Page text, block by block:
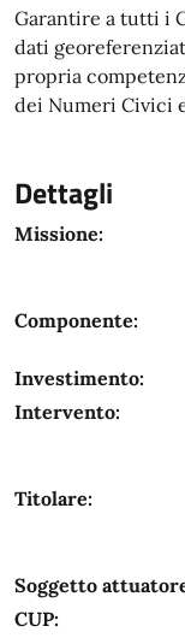
Garantire a tutti i
dati
propria
dei Numeri Civici
Dettagli
Missione:
Componente:
Investimento:
Intervento:
Titolare:
Soggetto
CUP: